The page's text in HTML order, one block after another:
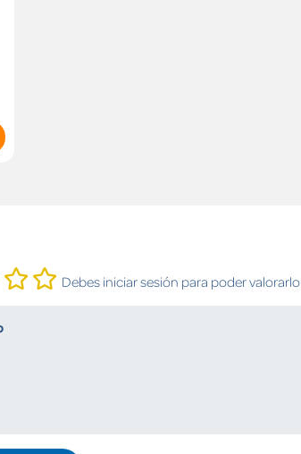
Debes iniciar sesión para poder valorarlo